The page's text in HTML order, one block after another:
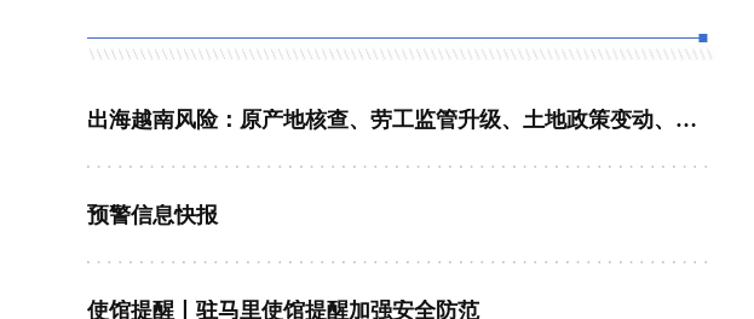
出海越南风险：原产地核查、劳工监管升级、土地政策变动、环保突击检查
预警信息快报
使馆提醒丨驻马里使馆提醒加强安全防范